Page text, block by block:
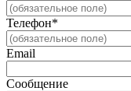
Телефон*
Email
Сообщение